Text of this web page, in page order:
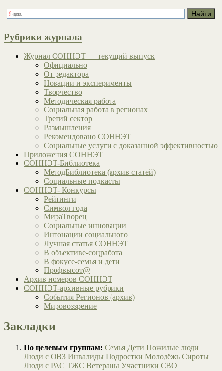
Рубрики журнала
Журнал СОННЭТ — текущий выпуск
Официально
От редактора
Новации и эксперименты
Творчество
Методическая работа
Социальная работа в регионах
Третий сектор
Размышления
Рекомендовано СОННЭТ
Социальные услуги с доказанной эффективностью
Приложения СОННЭТ
СОННЭТ-Библиотека
МетодБиблиотека (архив статей)
Социальные подкасты
СОННЭТ- Конкурсы
Рейтинги
Символ года
МираТворец
Социальные инновации
Интонации социального
Лучшая статья СОННЭТ
В объективе-соцработа
В фокусе-семья и дети
Профвысот@
Архив номеров СОННЭТ
СОННЭТ-архивные рубрики
События Регионов (архив)
Мировоззрение
Закладки
По целевым группам: Семья Дети Пожилые люди
Люди с ОВЗ Инвалиды Подростки Молодёжь Сироты
Люди с РАС ТЖС Ветераны Участники СВО